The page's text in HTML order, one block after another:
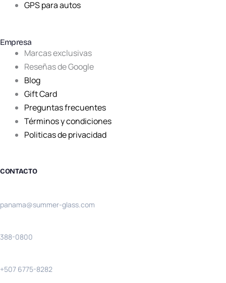
GPS para autos
Empresa
Marcas exclusivas
Reseñas de Google
Blog
Gift Card
Preguntas frecuentes
Términos y condiciones
Politicas de privacidad
CONTACTO
panama@summer-glass.com
388-0800
+507 6775-8282